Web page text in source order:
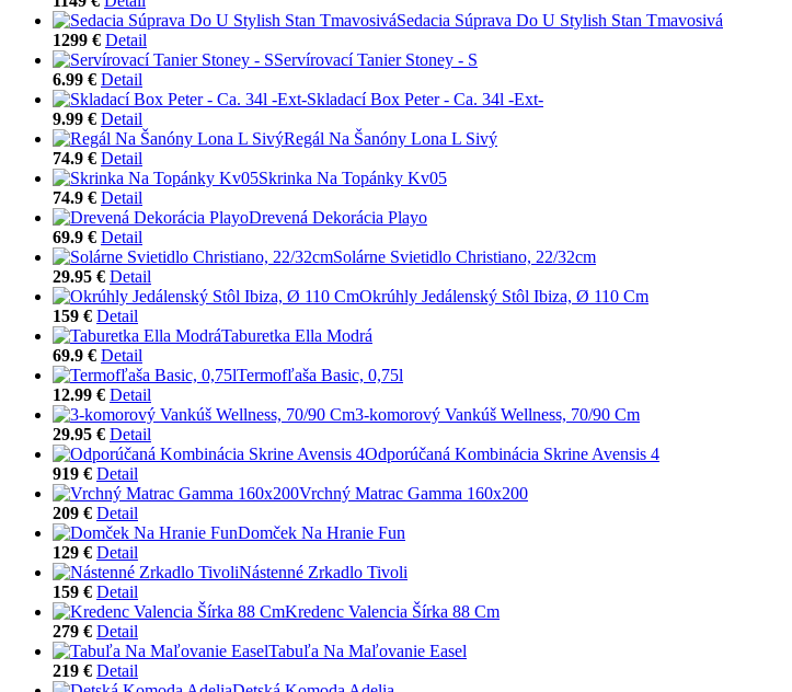
Sedacia Súprava Do U Stylish Stan Tmavosivá
1299 € Detail
Servírovací Tanier Stoney - S
6.99 € Detail
Skladací Box Peter - Ca. 34l -Ext-
9.99 € Detail
Regál Na Šanóny Lona L Sivý
74.9 € Detail
Skrinka Na Topánky Kv05
74.9 € Detail
Drevená Dekorácia Playo
69.9 € Detail
Solárne Svietidlo Christiano, 22/32cm
29.95 € Detail
Okrúhly Jedálenský Stôl Ibiza, Ø 110 Cm
159 € Detail
Taburetka Ella Modrá
69.9 € Detail
Termofľaša Basic, 0,75l
12.99 € Detail
3-komorový Vankúš Wellness, 70/90 Cm
29.95 € Detail
Odporúčaná Kombinácia Skrine Avensis 4
919 € Detail
Vrchný Matrac Gamma 160x200
209 € Detail
Domček Na Hranie Fun
129 € Detail
Nástenné Zrkadlo Tivoli
159 € Detail
Kredenc Valencia Šírka 88 Cm
279 € Detail
Tabuľa Na Maľovanie Easel
219 € Detail